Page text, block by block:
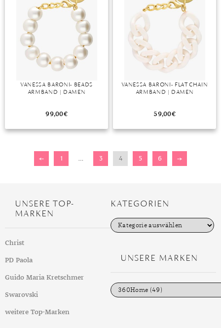
VANESSA BARONI- BEADS
ARMBAND | DAMEN
99,00€
VANESSA BARONI- FLAT CHAIN
ARMBAND | DAMEN
59,00€
← 1 … 3 4 5 6 →
UNSERE TOP-
MARKEN
Christ
PD Paola
Guido Maria Kretschmer
Swarovski
weitere Top-Marken
KATEGORIEN
K
a
e
n
UNSERE MARKEN